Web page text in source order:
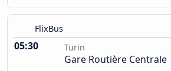
FlixBus
05:30 Turin
Gare Routière Centrale